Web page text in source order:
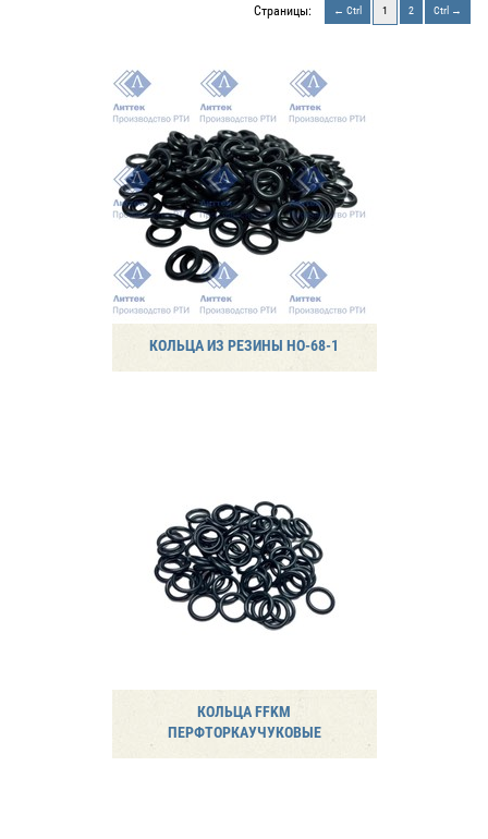
Страницы: Ctrl 1 2 Ctrl
КОЛЬЦА ИЗ РЕЗИНЫ НО-68-1
КОЛЬЦА FFKM
ПЕРФТОРКАУЧУКОВЫЕ